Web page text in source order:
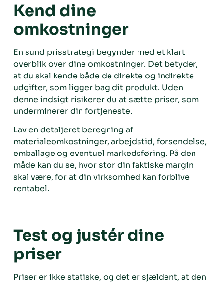
Kend dine
omkostninger
En sund prisstrategi begynder med et klart
overblik over dine omkostninger. Det betyder,
at du skal kende både de direkte og indirekte
udgifter, som ligger bag dit produkt. Uden
denne indsigt risikerer du at sætte priser, som
underminerer din fortjeneste.
Lav en detaljeret beregning af
materialeomkostninger, arbejdstid, forsendelse,
emballage og eventuel markedsføring. På den
måde kan du se, hvor stor din faktiske margin
skal være, for at din virksomhed kan forblive
rentabel.
Test og justér dine
priser
Priser er ikke statiske, og det er sjældent, at den